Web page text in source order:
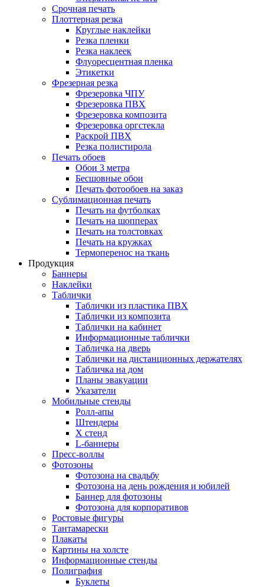
Срочная печать
Плоттерная резка
Круглые наклейки
Резка пленки
Резка наклеек
Флуоресцентная пленка
Этикетки
Фрезерная резка
Фрезеровка ЧПУ
Фрезеровка ПВХ
Фрезеровка композита
Фрезеровка оргстекла
Раскрой ПВХ
Резка полистирола
Печать обоев
Обои 3 метра
Бесшовные обои
Печать фотообоев на заказ
Сублимационная печать
Печать на футболках
Печать на шопперах
Печать на толстовках
Печать на кружках
Термоперенос на ткань
Продукция
Баннеры
Наклейки
Таблички
Таблички из пластика ПВХ
Таблички из композита
Таблички на кабинет
Информационные таблички
Табличка на дверь
Таблички на дистанционных держателях
Табличка на дом
Планы эвакуации
Указатели
Мобильные стенды
Ролл-апы
Штендеры
Х стенд
L-баннеры
Пресс-воллы
Фотозоны
Фотозона на свадьбу
Фотозона на день рождения и юбилей
Баннер для фотозоны
Фотозона для корпоративов
Ростовые фигуры
Тантамарески
Плакаты
Картины на холсте
Информационные стенды
Полиграфия
Буклеты